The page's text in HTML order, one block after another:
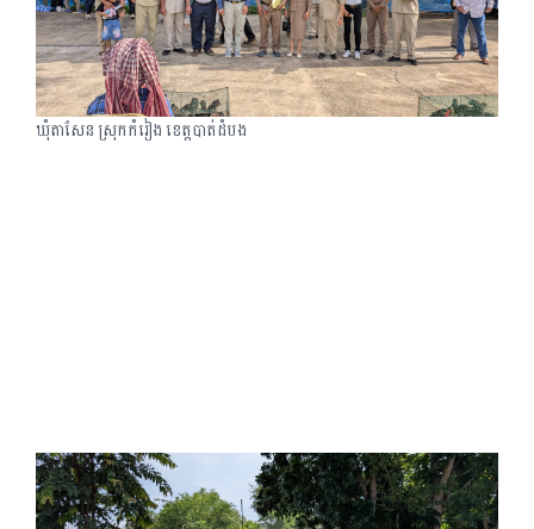
ឃុំតាសែន ស្រុកកំរៀង ខេត្តបាត់ដំបង